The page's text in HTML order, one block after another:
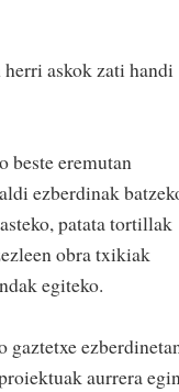
askok zati handi
beste eremutan
ezberdinak
patata tortillak
obra txikiak
egiteko.
gaztetxe
aurrera